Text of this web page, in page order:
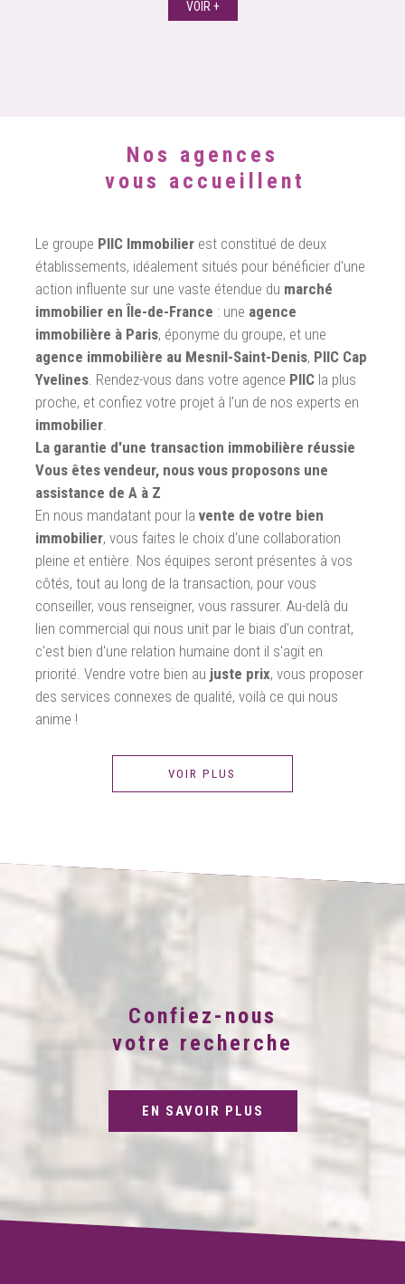
VOIR +
Nos agences
vous accueillent
Le groupe PIIC Immobilier est constitué de deux
établissements, idéalement situés pour bénéficier d'une
action influente sur une vaste étendue du marché
immobilier en Île-de-France : une agence
immobilière à Paris, éponyme du groupe, et une
agence immobilière au Mesnil-Saint-Denis, PIIC Cap
Yvelines. Rendez-vous dans votre agence PIIC la plus
proche, et confiez votre projet à l'un de nos experts en
immobilier.
La garantie d'une transaction immobilière réussie
Vous êtes vendeur, nous vous proposons une
assistance de A à Z
En nous mandatant pour la vente de votre bien
immobilier, vous faites le choix d'une collaboration
pleine et entière. Nos équipes seront présentes à vos
côtés, tout au long de la transaction, pour vous
conseiller, vous renseigner, vous rassurer. Au-delà du
lien commercial qui nous unit par le biais d'un contrat,
c'est bien d'une relation humaine dont il s'agit en
priorité. Vendre votre bien au juste prix, vous proposer
des services connexes de qualité, voilà ce qui nous
anime !
VOIR PLUS
Confiez-nous
votre recherche
EN SAVOIR PLUS